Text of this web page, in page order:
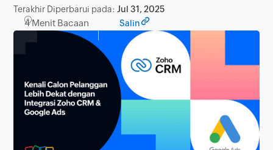
Terakhir Diperbarui pada:Jul 31, 2025
4 Menit Bacaan Salin